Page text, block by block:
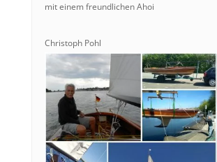
mit einem freundlichen Ahoi
Christoph Pohl